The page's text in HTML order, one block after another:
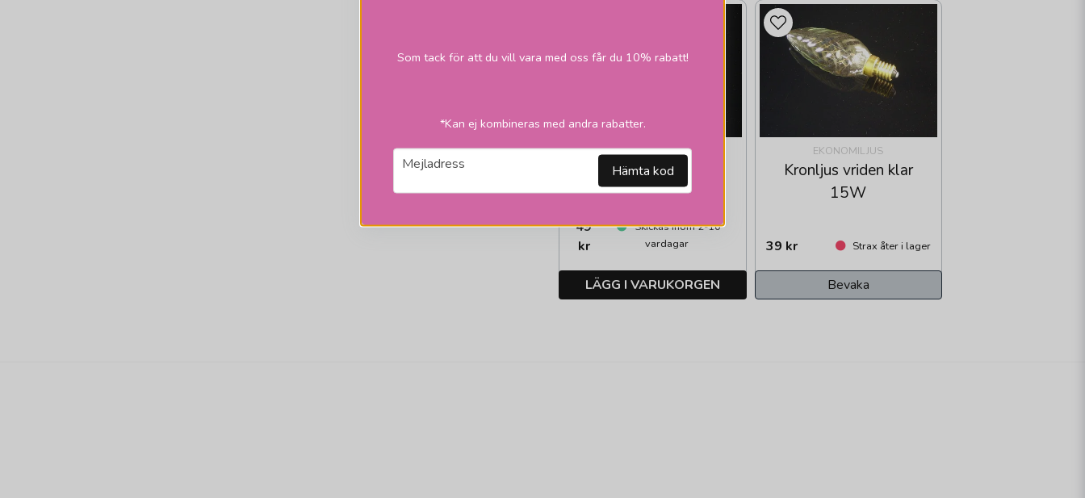
EKONOMILJUS
Kronljus vriden matt
40W
49
kr
Skickas inom 2-10
vardagar
LÄGG I VARUKORGEN
EKONOMILJUS
Kronljus vriden klar
15W
39 kr Strax åter i lager
Bevaka
Som tack för att du vill vara med oss får du 10% rabatt!
*Kan ej kombineras med andra rabatter.
email
Mejladress Hämta kod